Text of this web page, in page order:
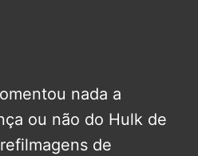
nada a
ou não do Hulk de
de